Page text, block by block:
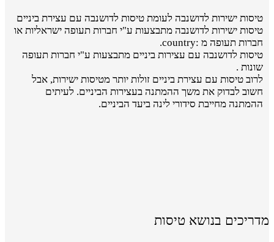
טיסות ישירות לדושנבה לעומת טיסות לדושנבה עם עצירת ביניים
טיסות ישירות לדושנבה מתבצעות ע"י חברות תעופה ישראליות או
חברות תעופה מ :country.
טיסות לדושנבה עם עצירות ביניים מתבצעות ע"י חברות תעופה
שונות .
לרוב טיסות עם עצירת ביניים זולות יותר מטיסות ישירות, אבל
חשוב לבדוק את משך ההמתנה בעצירות הביניים. לעיתים
ההמתנה מחייבת סידורי לינה ביעד הביניים.
מדריכים בנושא טיסות